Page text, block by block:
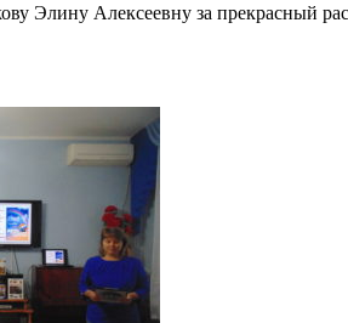
Элину Алексеевну за прекрасный